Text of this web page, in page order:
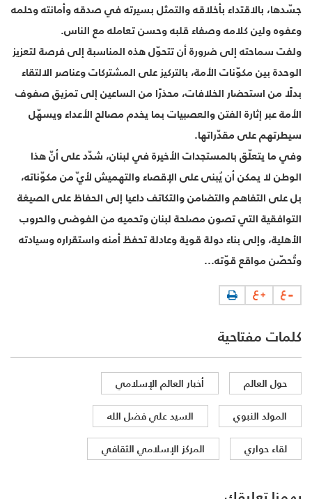
جسّدها، بالاقتداء بأخلاقه والتمثل بسيرته في صدقه وأمانته وحلمه
وعفوه ولين كلامه وصفاء قلبه وحسن تعامله مع الناس.
ولفت سماحته إلى ضرورة أن تتحوّل هذه المناسبة إلى فرصة لتعزيز
الوحدة بين مكوّنات الأمة، بالتركيز على المشتركات وعناصر الالتقاء
بدلًا من استحضار الخلافات، محذرًا من الساعين إلى تمزيق صفوف
الأمة عبر إثارة الفتن والعصبيات بما يخدم مصالح الأعداء ويسهّل
سيطرتهم على مقدّراتها.
وفي ما يتعلّق بالمستجدات الأخيرة في لبنان، شدّد على أنّ هذا
الوطن لا يمكن أن يُبنى على الإقصاء والتهميش لأيّ من مكوّناته،
بل على التفاهم والتضامن والتكاتف داعيا إلى الحفاظ على الصيغة
التوافقية التي تصون مصلحة لبنان وتحميه من الفوضى والحروب
الأهلية، وإلى بناء دولة قوية وعادلة تحفظ أمنه واستقراره وسيادته
وتُحصّن مواقع قوّته...
كلمات مفتاحية
حول العالم
أخبار العالم الإسلامي
المولد النبوي
السيد علي فضل الله
لقاء حواري
المركز الإسلامي الثقافي